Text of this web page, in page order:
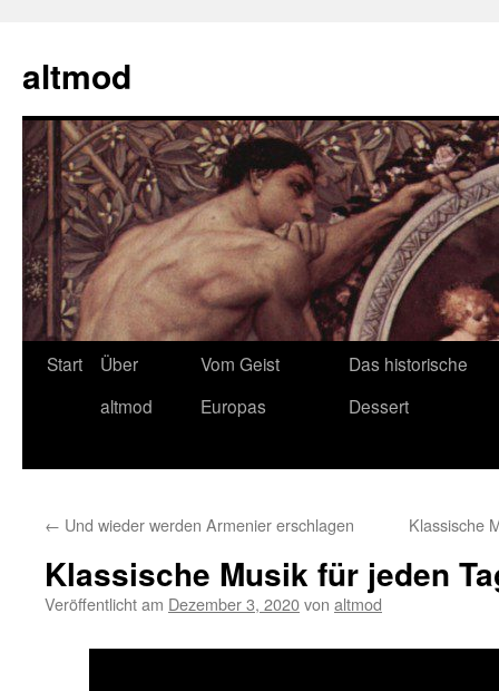
springen
altmod
Start
Über
altmod
Vom Geist
Europas
Das historische
Dessert
← Und wieder werden Armenier erschlagen Klassische
Klassische Musik für jeden
Veröffentlicht am Dezember 3, 2020von altmod